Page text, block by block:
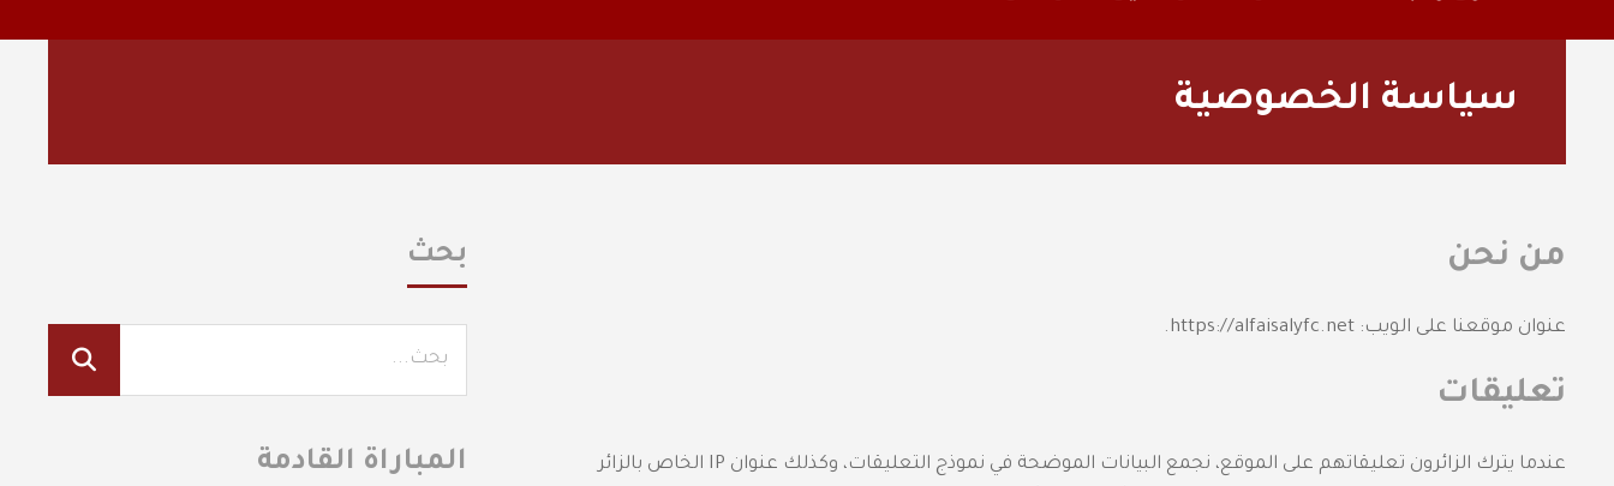
سياسة الخصوصية
من نحن
عنوان موقعنا على الويب: https://alfaisalyfc.net.
تعليقات
عندما يترك الزائرون تعليقاتهم على الموقع، نجمع البيانات الموضحة في نموذج التعليقات، وكذلك عنوان IP الخاص بالزائر
بحث
المباراة القادمة